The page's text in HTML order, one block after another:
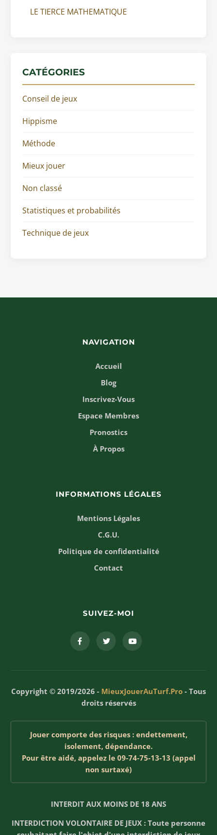
LE TIERCE MATHEMATIQUE
CATÉGORIES
Conseil de jeux
Hippisme
Méthode
Mieux jouer
Non classé
Statistiques et probabilités
Technique de jeux
NAVIGATION
Accueil
Blog
Inscrivez-Vous
Espace Membres
Pronostics
À Propos
INFORMATIONS LÉGALES
Mentions Légales
C.G.U.
Politique de confidentialité
Contact
SUIVEZ-MOI
Copyright © 2019/2026 - MieuxJouerAuTurf.Pro - Tous
droits réservés
Jouer comporte des risques : endettement,
isolement, dépendance.
Pour être aidé, appelez le 09-74-75-13-13 (appel
non surtaxé)
INTERDIT AUX MOINS DE 18 ANS
INTERDICTION VOLONTAIRE DE JEUX : Toute personne